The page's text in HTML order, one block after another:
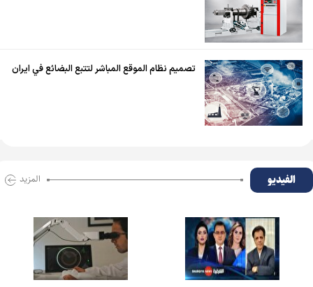
تصميم نظام الموقع المباشر لتتبع البضائع في ايران
الفیدیو المزید